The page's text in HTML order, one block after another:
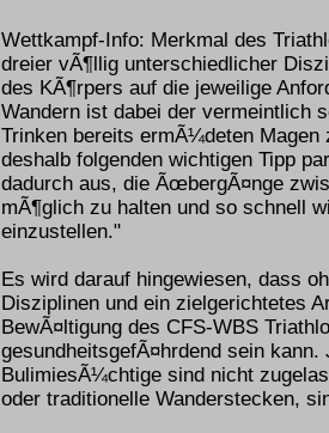
Wettkampf-Info: Merkmal des
dreier vÃ¶llig unterschiedlicher
des KÃ¶rpers auf die jeweilige
Wandern ist dabei der vermeintlich
Trinken bereits ermÃ¼deten
deshalb folgenden wichtigen Tipp
dadurch aus, die ÃœbergÃ¤nge
mÃ¶glich zu halten und so schnell
einzustellen."
Es wird darauf hingewiesen, dass
Disziplinen und ein zielgerichtetes
BewÃ¤ltigung des CFS-WBS
gesundheitsgefÃ¤hrdend sein
BulimiesÃ¼chtige sind nicht
oder traditionelle Wanderstecken,